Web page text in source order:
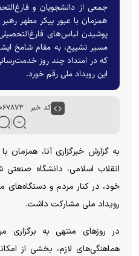
جمعی از دانشجویان و
همزمان با عبور پیکر مطهر
پوشیدن لباس‌های
مسیر تشییع، به مقام شامخ
که در امتداد چند روز
این رویداد ملی رقم خورد.
کد خبر : ۱۰۶۷۸۷۴
به گزارش خبرگزاری آنا، همزمان
انقلاب اسلامی، دانشگاه
خود، در کنار مردم و
رویداد ملی مشارکت داشت.
در روز‌های منتهی به برگزاری
هماهنگی‌های لازم، بخشی از